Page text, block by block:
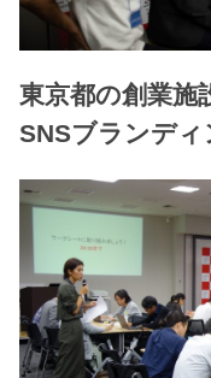
東京都の創業
SNSブランデ